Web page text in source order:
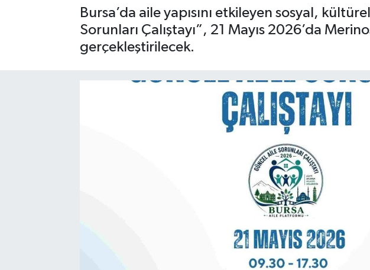
Bursa’da aile yapısını etkileyen sosyal,
Sorunları Çalıştayı”, 21 Mayıs 2026’da
gerçekleştirilecek.